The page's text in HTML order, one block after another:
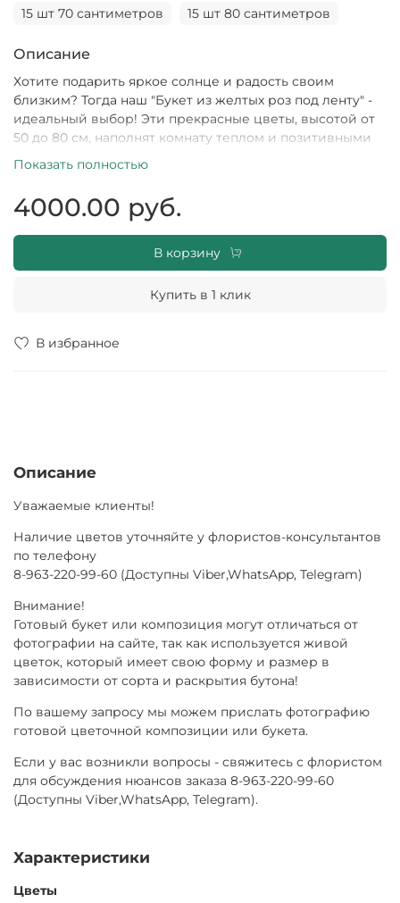
В избранное
15 шт 70 сантиметров 15 шт 80 сантиметров
Описание
Хотите подарить яркое солнце и радость своим
близким? Тогда наш "Букет из желтых роз под ленту" -
идеальный выбор! Эти прекрасные цветы, высотой от
50 до 80 см, наполнят комнату теплом и позитивными
эмоциями. Желтый цвет символизирует дружбу,
нежности в композицию. Наши розы происходят из
эквадорских плантаций - гарантия качества и
свежести! Подарите этот букет любимому человеку
или украсьте им интерьер вашего дома – он точно
станет яркой визитной карточкой вашего хорошего
Показать полностью
4000.00 руб.
В корзину
Купить в 1 клик
Описание
Уважаемые клиенты!
Наличие цветов уточняйте у флористов-консультантов
по телефону
8-963-220-99-60 (Доступны Viber,WhatsApp, Telegram)
Внимание!
Готовый букет или композиция могут отличаться от
фотографии на сайте, так как используется живой
цветок, который имеет свою форму и размер в
зависимости от сорта и раскрытия бутона!
По вашему запросу мы можем прислать фотографию
готовой цветочной композиции или букета.
Если у вас возникли вопросы - свяжитесь с флористом
для обсуждения нюансов заказа 8-963-220-99-60
(Доступны Viber,WhatsApp, Telegram).
Характеристики
Цветы